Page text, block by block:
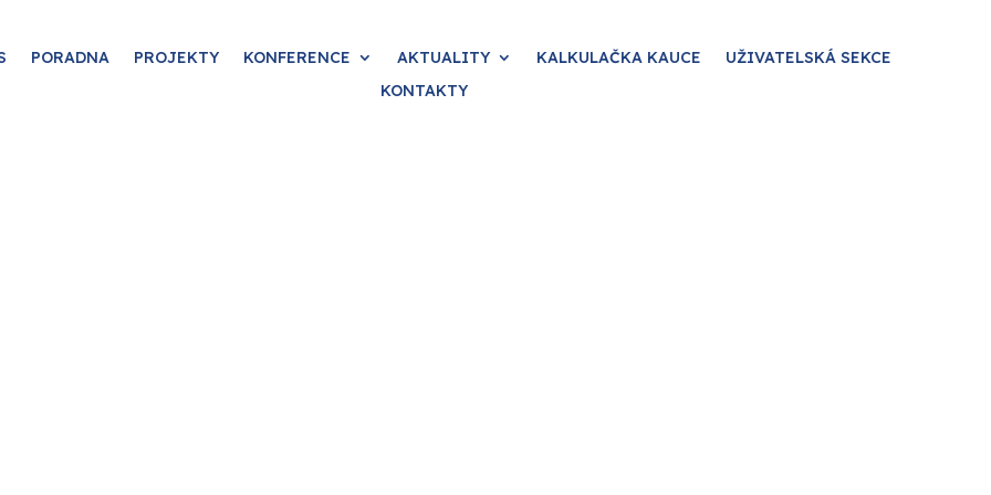
PORADNA PROJEKTY KONFERENCE AKTUALITY KALKULAČKA KAUCE
UŽIVATELSKÁ SEKCE
KONTAKTY